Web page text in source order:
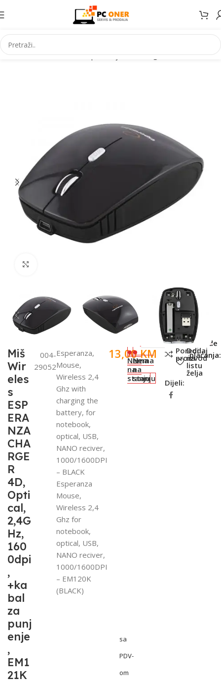
Početna Informatika PC periferija Miševi i grafički tableti
Miš
Wir
eles
s
ESP
ERA
NZA
CHA
RGE
R
4D,
Opti
cal,
2,4G
Hz,
160
0dpi
,
+ka
bal
za
punj
enje
,
EM1
21K
004-
29052
Esperanza,
Mouse,
Wireless 2,4
Ghz with
charging the
battery, for
notebook,
optical, USB,
NANO reciver,
1000/1600DPI
– BLACK
Esperanza
Mouse,
Wireless 2,4
Ghz for
notebook,
optical, USB,
NANO reciver,
1000/1600DPI
– EM120K
(BLACK)
13,00KM
sa
PDV-
om
Nema
na
stanju
Nema
na
stanju
Poredi
proizvod
Dodaj
na
listu
želja
Dijeli:
Metode
plaćanja: